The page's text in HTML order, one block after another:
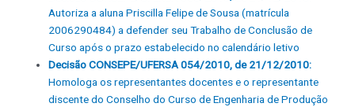
Autoriza a aluna Priscilla Felipe de Sousa (matrícula
2006290484) a defender seu Trabalho de Conclusão de
Curso após o prazo estabelecido no calendário letivo
Decisão CONSEPE/UFERSA 054/2010, de 21/12/2010:
Homologa os representantes docentes e o representante
discente do Conselho do Curso de Engenharia de Produção